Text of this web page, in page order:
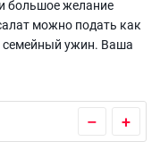
большое желание
можно подать как
семейный ужин. Ваша
– +